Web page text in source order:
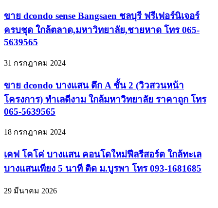
ขาย dcondo sense Bangsaen ชลบุรี ฟรีเฟอร์นิเจอร์
ครบชุด ใกล้ตลาด,มหาวิทยาลัย,ชายหาด โทร 065-
5639565
31 กรกฎาคม 2024
ขาย dcondo บางแสน ตึก A ชั้น 2 (วิวสวนหน้า
โครงการ) ทำเลดีงาม ใกล้มหาวิทยาลัย ราคาถูก โทร
065-5639565
18 กรกฎาคม 2024
เคฟ โคโค่ บางแสน คอนโดใหม่ฟีลรีสอร์ต ใกล้ทะเล
บางแสนเพียง 5 นาที ติด ม.บูรพา โทร 093-1681685
29 มีนาคม 2026